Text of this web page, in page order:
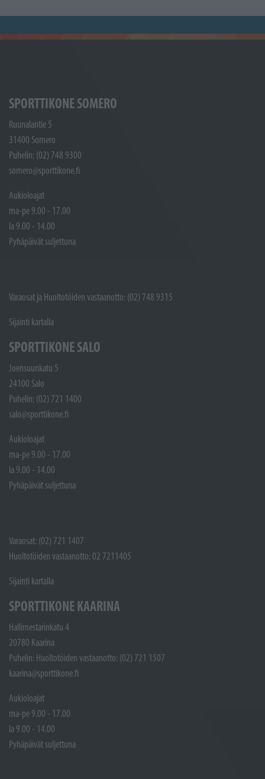
SPORTTIKONE SOMERO
Ruunalantie 5
31400 Somero
Puhelin: (02) 748 9300
somero@sporttikone.fi
Aukioloajat
ma-pe 9.00 - 17.00
la 9.00 - 14.00
Pyhäpäivät suljettuna
Varaosat ja Huoltotöiden vastaanotto: (02) 748 9315
Sijainti kartalla
SPORTTIKONE SALO
Joensuunkatu 5
24100 Salo
Puhelin: (02) 721 1400
salo@sporttikone.fi
Aukioloajat
ma-pe 9.00 - 17.00
la 9.00 - 14.00
Pyhäpäivät suljettuna
Varaosat: (02) 721 1407
Huoltotöiden vastaanotto: 02 7211405
Sijainti kartalla
SPORTTIKONE KAARINA
Hallimestarinkatu 4
20780 Kaarina
Puhelin: Huoltotöiden vastaanotto: (02) 721 1507
kaarina@sporttikone.fi
Aukioloajat
ma-pe 9.00 - 17.00
la 9.00 - 14.00
Pyhäpäivät suljettuna